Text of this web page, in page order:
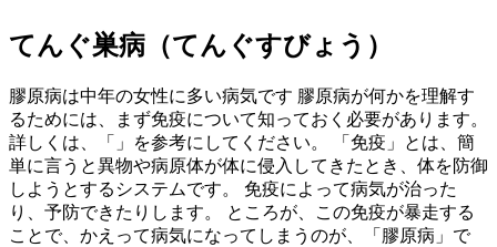
てんぐ巣病（てんぐすびょう）
膠原病は中年の女性に多い病気です 膠原病が何かを理解す
るためには、まず免疫について知っておく必要があります。
詳しくは、「」を参考にしてください。 「免疫」とは、簡
単に言うと異物や病原体が体に侵入してきたとき、体を防御
しようとするシステムです。 免疫によって病気が治った
り、予防できたりします。 ところが、この免疫が暴走する
ことで、かえって病気になってしまうのが、「膠原病」で